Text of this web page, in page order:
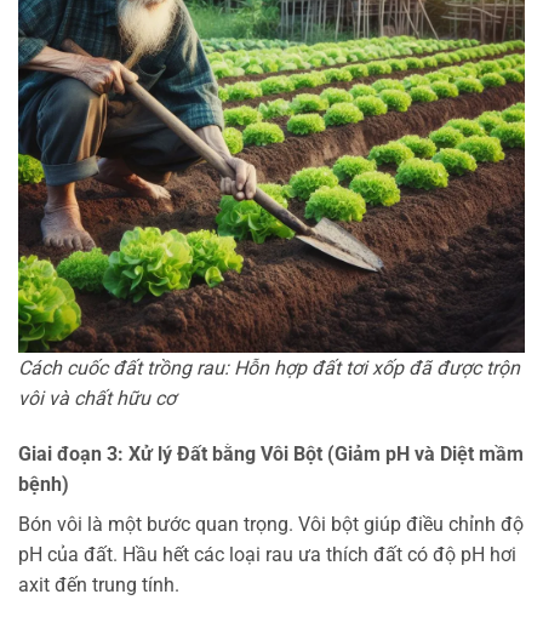
Cách cuốc đất trồng rau: Hỗn hợp đất tơi xốp đã được trộn
vôi và chất hữu cơ
Giai đoạn 3: Xử lý Đất bằng Vôi Bột (Giảm pH và Diệt mầm
bệnh)
Bón vôi là một bước quan trọng. Vôi bột giúp điều chỉnh độ
pH của đất. Hầu hết các loại rau ưa thích đất có độ pH hơi
axit đến trung tính.